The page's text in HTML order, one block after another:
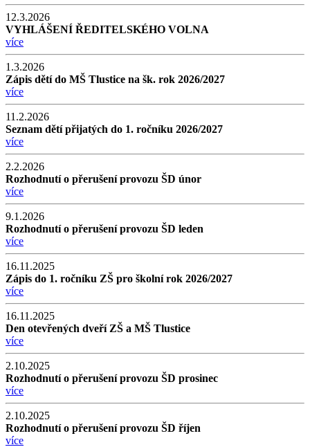
12.3.2026
VYHLÁŠENÍ ŘEDITELSKÉHO VOLNA
více
1.3.2026
Zápis dětí do MŠ Tlustice na šk. rok 2026/2027
více
11.2.2026
Seznam dětí přijatých do 1. ročníku 2026/2027
více
2.2.2026
Rozhodnutí o přerušení provozu ŠD únor
více
9.1.2026
Rozhodnutí o přerušení provozu ŠD leden
více
16.11.2025
Zápis do 1. ročníku ZŠ pro školní rok 2026/2027
více
16.11.2025
Den otevřených dveří ZŠ a MŠ Tlustice
více
2.10.2025
Rozhodnutí o přerušení provozu ŠD prosinec
více
2.10.2025
Rozhodnutí o přerušení provozu ŠD říjen
více